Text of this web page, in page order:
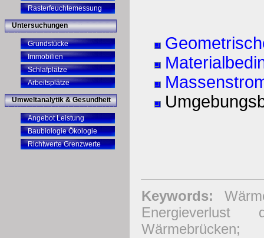
Rasterfeuchtemessung
Untersuchungen
Grundstücke
Immobilien
Schlafplätze
Arbeitsplätze
Umweltanalytik & Gesundheit
Angebot Leistung
Baubiologie Ökologie
Richtwerte Grenzwerte
Keywords:
Energieverlust
Wärmebrücken;